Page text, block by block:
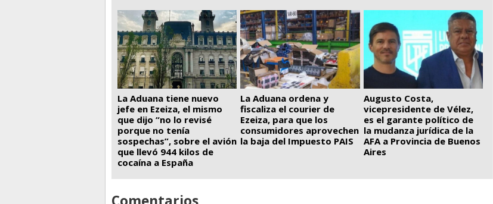
La Aduana tiene nuevo
jefe en Ezeiza, el mismo
que dijo “no lo revisé
porque no tenía
sospechas”, sobre el avión
que llevó 944 kilos de
cocaína a España
La Aduana ordena y
fiscaliza el courier de
Ezeiza, para que los
consumidores aprovechen
la baja del Impuesto PAIS
Augusto Costa,
vicepresidente de Vélez,
es el garante político de
la mudanza jurídica de la
AFA a Provincia de Buenos
Aires